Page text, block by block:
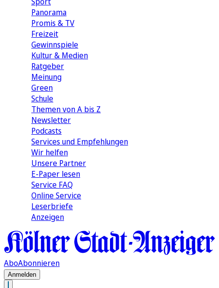
Panorama
Promis & TV
Freizeit
Gewinnspiele
Kultur & Medien
Ratgeber
Meinung
Green
Schule
Themen von A bis Z
Newsletter
Podcasts
Services und Empfehlungen
Wir helfen
Unsere Partner
E-Paper lesen
Service FAQ
Online Service
Leserbriefe
Anzeigen
AboAbonnieren
Anmelden